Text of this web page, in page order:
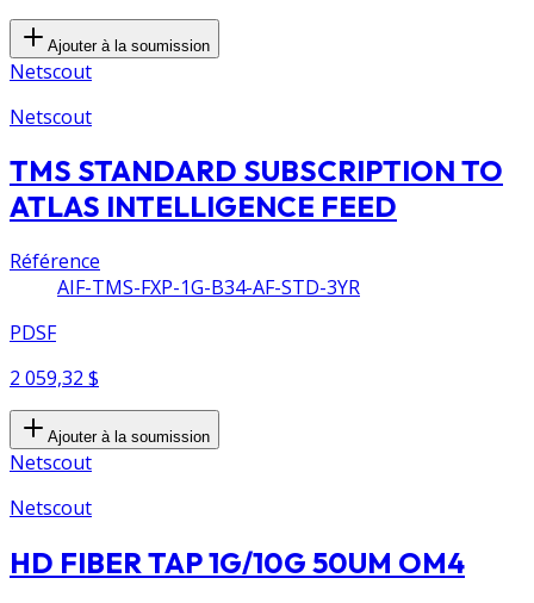
Ajouter à la soumission
Netscout
Netscout
TMS STANDARD SUBSCRIPTION TO
ATLAS INTELLIGENCE FEED
Référence
AIF-TMS-FXP-1G-B34-AF-STD-3YR
PDSF
2 059,32 $
Ajouter à la soumission
Netscout
Netscout
HD FIBER TAP 1G/10G 50UM OM4